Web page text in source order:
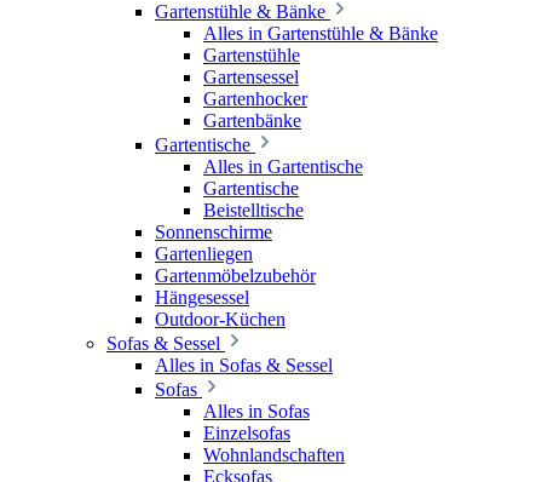
Gartenstühle & Bänke
Alles in Gartenstühle & Bänke
Gartenstühle
Gartensessel
Gartenhocker
Gartenbänke
Gartentische
Alles in Gartentische
Gartentische
Beistelltische
Sonnenschirme
Gartenliegen
Gartenmöbelzubehör
Hängesessel
Outdoor-Küchen
Sofas & Sessel
Alles in Sofas & Sessel
Sofas
Alles in Sofas
Einzelsofas
Wohnlandschaften
Ecksofas